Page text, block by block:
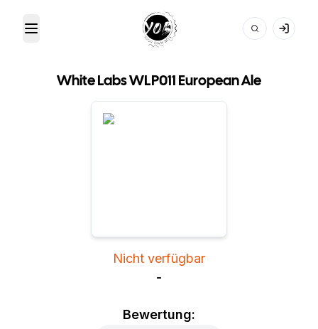
Toggle Menu Your Own Beer
White Labs WLP011 European Ale
Bewertung:
Nicht verfügbar
-